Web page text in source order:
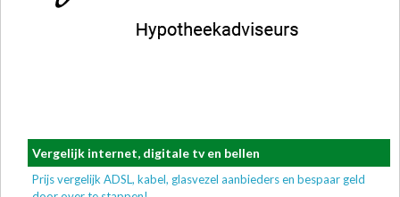
Vergelijk internet, digitale tv en bellen
Prijs vergelijk ADSL, kabel, glasvezel aanbieders en bespaar geld